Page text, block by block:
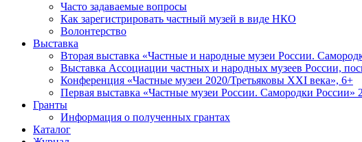
Часто задаваемые вопросы
Как зарегистрировать частный музей в виде НКО
Волонтерство
Выставка
Вторая выставка «Частные и народные музеи России.
Выставка Ассоциации частных и народных музеев России,
Конференция «Частные музеи 2020/Третьяковы XXI века», 6+
Первая выставка «Частные музеи России. Самородки России»
Гранты
Информация о полученных грантах
Каталог